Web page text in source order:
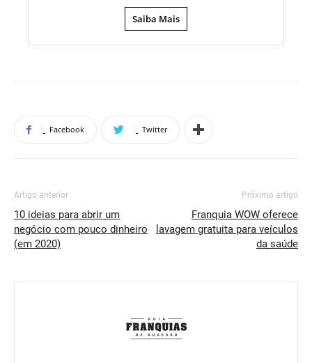
Saiba Mais
Facebook Twitter
Artigo anterior
10 ideias para abrir um
negócio com pouco dinheiro
(em 2020)
Próximo artigo
Franquia WOW oferece
lavagem gratuita para veículos
da saúde